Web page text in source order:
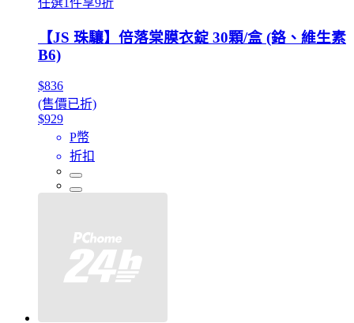
【JS 珠驤】倍落棠膜衣錠 30顆/盒 (鉻、維生素
B6)
$836
(售價已折)
$929
P幣
折扣